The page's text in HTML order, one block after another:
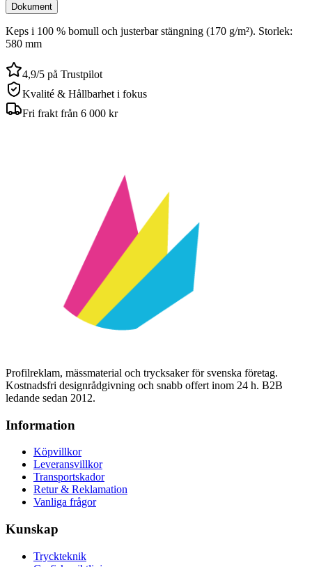
Dokument
Keps i 100 % bomull och justerbar stängning (170 g/m²). Storlek:
580 mm
4,9/5 på Trustpilot
Kvalité & Hållbarhet i fokus
Fri frakt från 6 000 kr
Profilreklam, mässmaterial och trycksaker för svenska företag.
Kostnadsfri designrådgivning och snabb offert inom 24 h. B2B
ledande sedan 2012.
Information
Köpvillkor
Leveransvillkor
Transportskador
Retur & Reklamation
Vanliga frågor
Kunskap
Tryckteknik